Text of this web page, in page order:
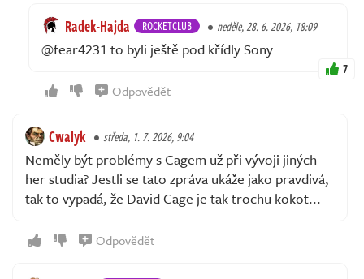
Radek-Hajda ROCKETCLUB neděle, 28. 6. 2026, 18:09
@fear4231 to byli ještě pod křídly Sony
7
Odpovědět
Cwalyk středa, 1. 7. 2026, 9:04
Neměly být problémy s Cagem už při vývoji jiných
her studia? Jestli se tato zpráva ukáže jako pravdivá,
tak to vypadá, že David Cage je tak trochu kokot...
Odpovědět